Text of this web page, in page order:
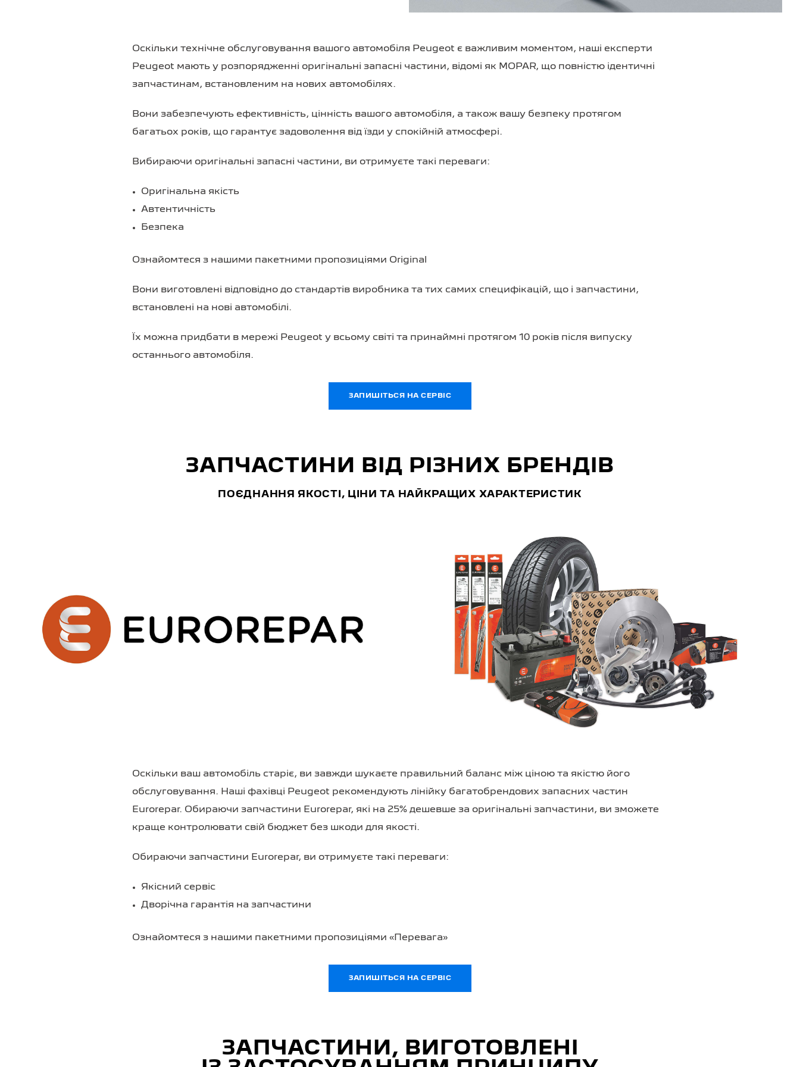
Оскільки технічне обслуговування вашого автомобіля Peugeot є важливим моментом, наші експерти
Peugeot мають у розпорядженні оригінальні запасні частини, відомі як MOPAR, що повністю ідентичні
запчастинам, встановленим на нових автомобілях.
Вони забезпечують ефективність, цінність вашого автомобіля, а також вашу безпеку протягом
багатьох років, що гарантує задоволення від їзди у спокійній атмосфері.
Вибираючи оригінальні запасні частини, ви отримуєте такі переваги:
Оригінальна якість
Автентичність
Безпека
Ознайомтеся з нашими пакетними пропозиціями Original
Вони виготовлені відповідно до стандартів виробника та тих самих специфікацій, що і запчастини,
встановлені на нові автомобілі.
Їх можна придбати в мережі Peugeot у всьому світі та принаймні протягом 10 років після випуску
останнього автомобіля.
ЗАПИШІТЬСЯ НА СЕРВІС
ЗАПЧАСТИНИ ВІД РІЗНИХ БРЕНДІВ
ПОЄДНАННЯ ЯКОСТІ, ЦІНИ ТА НАЙКРАЩИХ ХАРАКТЕРИСТИК
Оскільки ваш автомобіль старіє, ви завжди шукаєте правильний баланс між ціною та якістю його
обслуговування. Наші фахівці Peugeot рекомендують лінійку багатобрендових запасних частин
Eurorepar. Обираючи запчастини Eurorepar, які на 25% дешевше за оригінальні запчастини, ви зможете
краще контролювати свій бюджет без шкоди для якості.
Обираючи запчастини Eurorepar, ви отримуєте такі переваги:
Якісний сервіс
Дворічна гарантія на запчастини
Ознайомтеся з нашими пакетними пропозиціями «Перевага»
ЗАПИШІТЬСЯ НА СЕРВІС
ЗАПЧАСТИНИ, ВИГОТОВЛЕНІ